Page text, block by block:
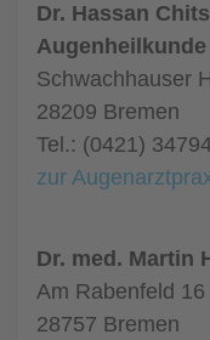
Dr. Hassan
Augenheilkunde
Schwachhauser
28209 Bremen
Tel.: (0421)
zur
Dr. med. Martin
Am Rabenfeld 16
28757 Bremen